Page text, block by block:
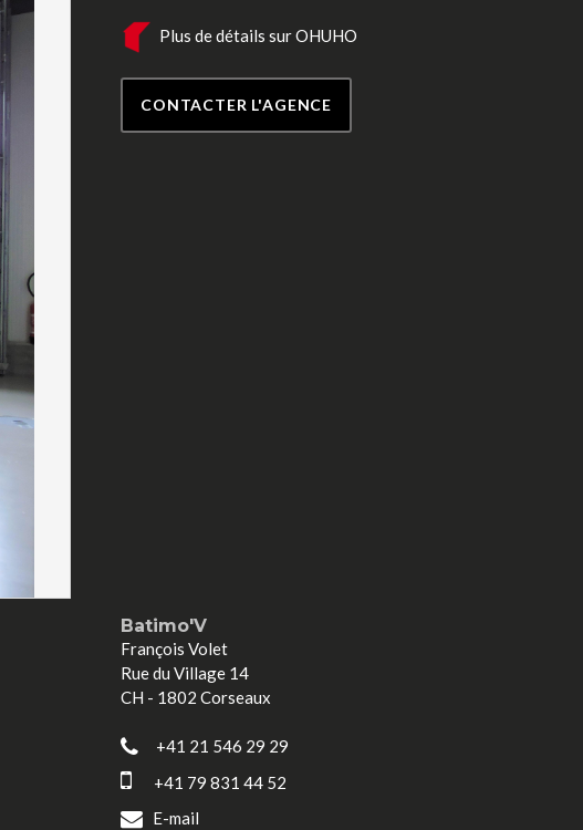
Plus de détails sur OHUHO
CONTACTER L'AGENCE
Batimo'V
François Volet
Rue du Village 14
CH - 1802 Corseaux
+41 21 546 29 29
+41 79 831 44 52
E-mail